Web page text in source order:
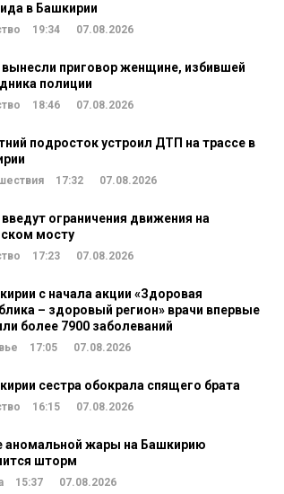
в Башкирии
19:34 07.08.2026
вынесли приговор женщине, избившей
полиции
18:46 07.08.2026
подросток устроил ДТП на трассе в
17:32 07.08.2026
ограничения движения на
мосту
17:23 07.08.2026
с начала акции «Здоровая
– здоровый регион» врачи впервые
более 7900 заболеваний
17:05 07.08.2026
сестра обокрала спящего брата
16:15 07.08.2026
аномальной жары на Башкирию
шторм
15:37 07.08.2026